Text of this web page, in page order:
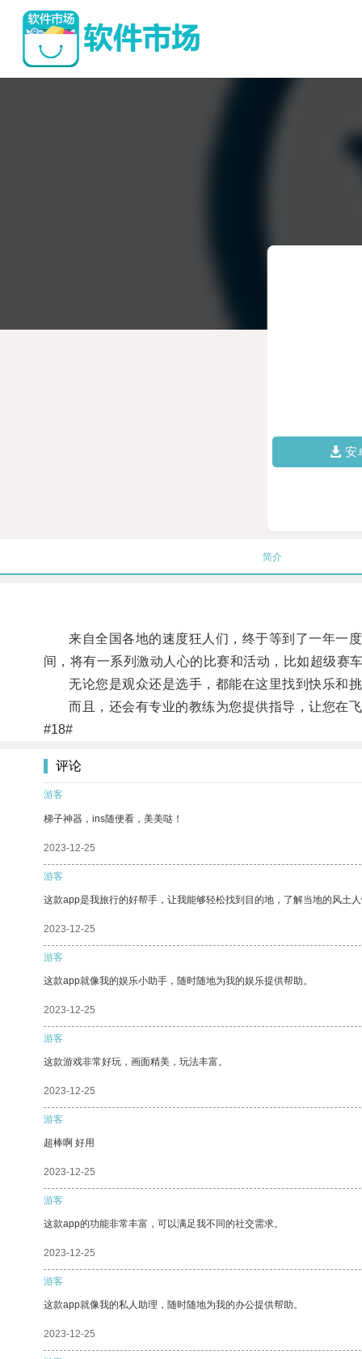
安
简介
来自全国各地的速度狂人们，终于等到了一年一度
间，将有一系列激动人心的比赛和活动，比如超级赛
无论您是观众还是选手，都能在这里找到快乐和
而且，还会有专业的教练为您提供指导，让您在飞
#18#
评论
游客
梯子神器，ins随便看，美美哒！
2023-12-25
游客
这款app是我旅行的好帮手，让我能够轻松找到目的地，了解当地的风土
2023-12-25
游客
这款app就像我的娱乐小助手，随时随地为我的娱乐提供帮助。
2023-12-25
游客
这款游戏非常好玩，画面精美，玩法丰富。
2023-12-25
游客
超棒啊 好用
2023-12-25
游客
这款app的功能非常丰富，可以满足我不同的社交需求。
2023-12-25
游客
这款app就像我的私人助理，随时随地为我的办公提供帮助。
2023-12-25